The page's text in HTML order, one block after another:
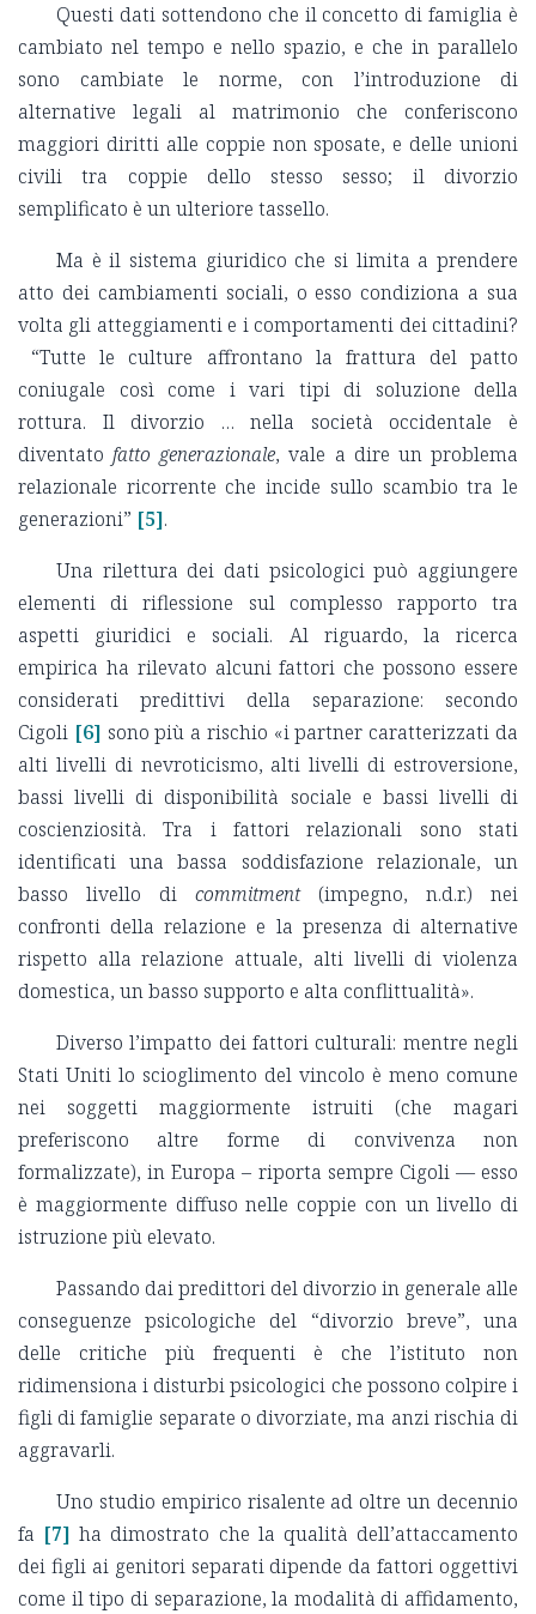
Questi dati sottendono che il concetto di famiglia è
cambiato nel tempo e nello spazio, e che in parallelo
sono cambiate le norme, con l’introduzione di
alternative legali al matrimonio che conferiscono
maggiori diritti alle coppie non sposate, e delle unioni
civili tra coppie dello stesso sesso; il divorzio
semplificato è un ulteriore tassello.
Ma è il sistema giuridico che si limita a prendere
atto dei cambiamenti sociali, o esso condiziona a sua
volta gli atteggiamenti e i comportamenti dei cittadini?
“Tutte le culture affrontano la frattura del patto
coniugale così come i vari tipi di soluzione della
rottura. Il divorzio … nella società occidentale è
diventatofatto generazionale, vale a dire un problema
relazionale ricorrente che incide sullo scambio tra le
generazioni” [5].
Una rilettura dei dati psicologici può aggiungere
elementi di riflessione sul complesso rapporto tra
aspetti giuridici e sociali. Al riguardo, la ricerca
empirica ha rilevato alcuni fattori che possono essere
considerati predittivi della separazione: secondo
Cigoli [6] sono più a rischio «i partner caratterizzati da
alti livelli di nevroticismo, alti livelli di estroversione,
bassi livelli di disponibilità sociale e bassi livelli di
coscienziosità. Tra i fattori relazionali sono stati
identificati una bassa soddisfazione relazionale, un
basso livello di commitment(impegno, n.d.r.) nei
confronti della relazione e la presenza di alternative
rispetto alla relazione attuale, alti livelli di violenza
domestica, un basso supporto e alta conflittualità».
Diverso l’impatto dei fattori culturali: mentre negli
Stati Uniti lo scioglimento del vincolo è meno comune
nei soggetti maggiormente istruiti (che magari
preferiscono altre forme di convivenza non
formalizzate), in Europa – riporta sempre Cigoli — esso
è maggiormente diffuso nelle coppie con un livello di
istruzione più elevato.
Passando dai predittori del divorzio in generale alle
conseguenze psicologiche del “divorzio breve”, una
delle critiche più frequenti è che l’istituto non
ridimensiona i disturbi psicologici che possono colpire i
figli di famiglie separate o divorziate, ma anzi rischia di
aggravarli.
Uno studio empirico risalente ad oltre un decennio
fa [7] ha dimostrato che la qualità dell’attaccamento
dei figli ai genitori separati dipende da fattori oggettivi
come il tipo di separazione, la modalità di affidamento,